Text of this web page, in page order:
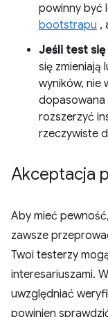
powinny być
bootstrapu ,
Jeśli test
się zmieniają
wyników, nie
dopasowana
rozszerzyć
rzeczywiste
Akceptacja
Aby mieć
zawsze
Twoi testerzy
interesariuszami.
uwzględniać
powinien